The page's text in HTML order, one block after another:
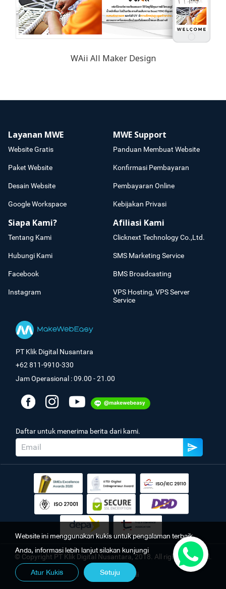
WAii All Maker Design
Layanan MWE
Website Gratis
Paket Website
Desain Website
Google Workspace
MWE Support
Panduan Membuat Website
Konfirmasi Pembayaran
Pembayaran Online
Kebijakan Privasi
Siapa Kami?
Tentang Kami
Hubungi Kami
Facebook
Instagram
Afiliasi Kami
Clicknext Technology Co.,Ltd.
SMS Marketing Service
BMS Broadcasting
VPS Hosting, VPS Server
Service
PT Klik Digital Nusantara
+62 811-9910-330
Jam Operasional : 09.00 - 21.00
Daftar untuk menerima berita dari kami.
© Copyright PT Klik Digital Nusantara, 2018. All rights reserved.
Kebijakan Pribadi
Website ini menggunakan kukis untuk pengalaman terbaik
Anda, informasi lebih lanjut silakan kunjungi
Atur Kukis Setuju